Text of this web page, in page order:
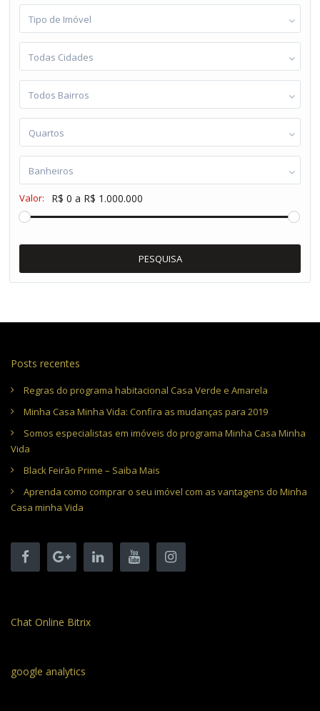
Tipo de Imóvel
Todas Cidades
Todos Bairros
Quartos
Banheiros
Valor: R$ 0 a R$ 1.000.000
PESQUISA
Posts recentes
Regras do programa habitacional Casa Verde e Amarela
Minha Casa Minha Vida: Confira as mudanças para 2019
Somos especialistas em imóveis do programa Minha Casa Minha
Vida
Black Feirão Prime – Saiba Mais
Aprenda como comprar o seu imóvel com as vantagens do Minha
Casa minha Vida
Chat Online Bitrix
google analytics